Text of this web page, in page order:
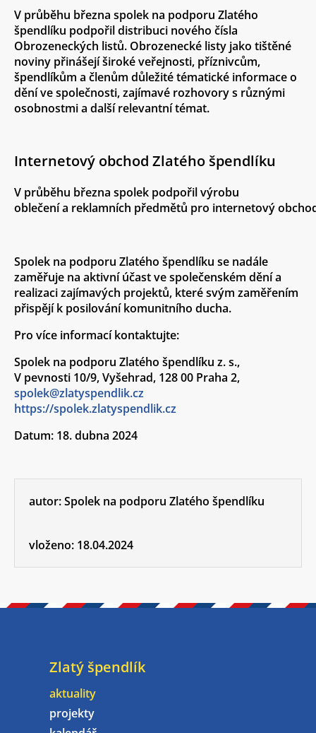
V průběhu března spolek na podporu Zlatého
špendlíku podpořil distribuci nového čísla
Obrozeneckých listů. Obrozenecké listy jako tištěné
noviny přinášejí široké veřejnosti, příznivcům,
špendlíkům a členům důležité tématické informace o
dění ve společnosti, zajímavé rozhovory s různými
osobnostmi a další relevantní témat.
Internetový obchod Zlatého špendlíku
V průběhu března spolek podpořil výrobu
oblečení a reklamních předmětů pro internetový
Spolek na podporu Zlatého špendlíku se nadále
zaměřuje na aktivní účast ve společenském dění a
realizaci zajímavých projektů, které svým zaměřením
přispějí k posilování komunitního ducha.
Pro více informací kontaktujte:
Spolek na podporu Zlatého špendlíku z. s.,
V pevnosti 10/9, Vyšehrad, 128 00 Praha 2,
spolek@zlatyspendlik.cz
https://spolek.zlatyspendlik.cz
Datum: 18. dubna 2024
autor:Spolek na podporu Zlatého špendlíku
vloženo: 18.04.2024
Zlatý špendlík
aktuality
projekty